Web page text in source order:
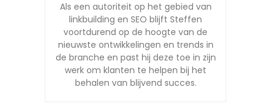
Als een autoriteit op het gebied van
linkbuilding en SEO blijft Steffen
voortdurend op de hoogte van de
nieuwste ontwikkelingen en trends in
de branche en past hij deze toe in zijn
werk om klanten te helpen bij het
behalen van blijvend succes.